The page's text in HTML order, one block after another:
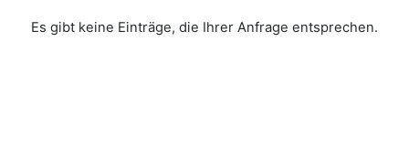
Es gibt keine Einträge, die Ihrer Anfrage entsprechen.